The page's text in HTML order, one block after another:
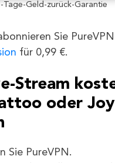
Tage-Geld-zurück-Garantie
Sie
für 0,99 €.
Stream
oder
Sie PureVPN.